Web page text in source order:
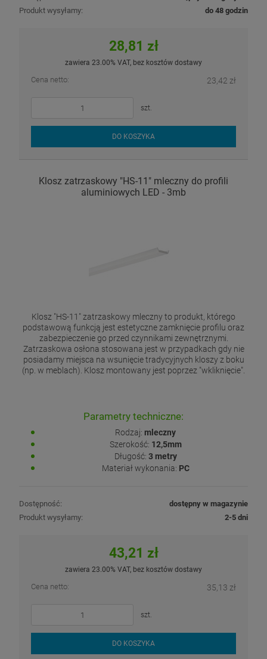
Produkt wysyłamy:
do 48 godzin
28,81 zł
zawiera 23.00% VAT, bez kosztów dostawy
Cena netto: 23,42 zł
szt.
DO KOSZYKA
Klosz zatrzaskowy "HS-11" mleczny do profili
aluminiowych LED - 3mb
Klosz "HS-11" zatrzaskowy mleczny to produkt, którego
podstawową funkcją jest estetyczne zamknięcie profilu oraz
zabezpieczenie go przed czynnikami zewnętrznymi.
Zatrzaskowa osłona stosowana jest w przypadkach gdy nie
posiadamy miejsca na wsunięcie tradycyjnych kloszy z boku
(np. w meblach). Klosz montowany jest poprzez "wkliknięcie".
Parametry techniczne:
Rodzaj: mleczny
Szerokość: 12,5mm
Długość: 3 metry
Materiał wykonania: PC
Dostępność:
dostępny w magazynie
Produkt wysyłamy:
2-5 dni
43,21 zł
zawiera 23.00% VAT, bez kosztów dostawy
Cena netto: 35,13 zł
szt.
DO KOSZYKA